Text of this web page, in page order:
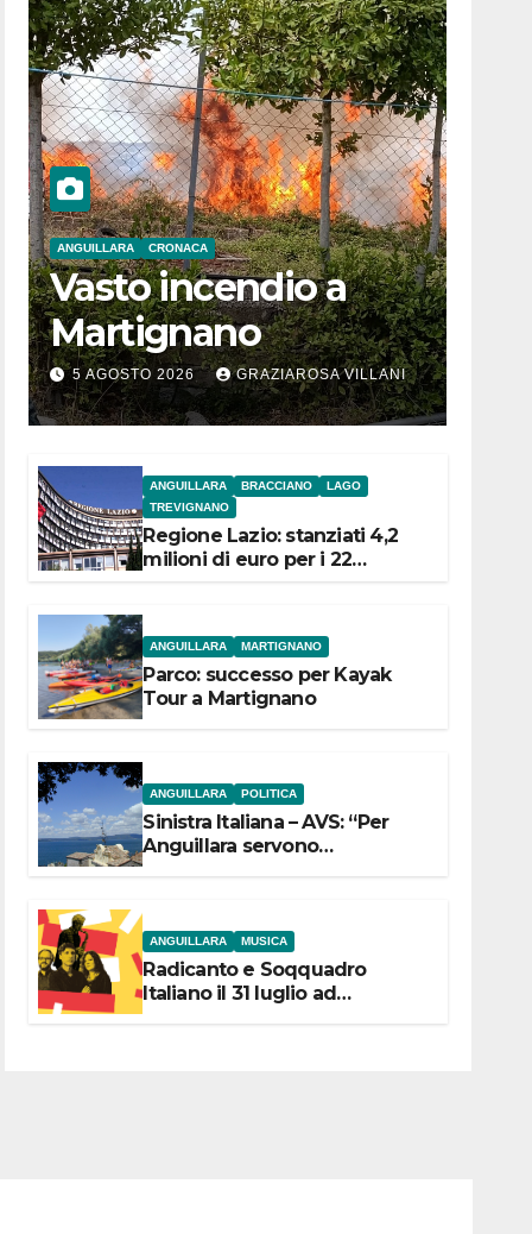
ANGUILLARA CRONACA
Vasto incendio a
Martignano
5 AGOSTO 2026 GRAZIAROSA VILLANI
ANGUILLARA BRACCIANO
LAGO
TREVIGNANO
Regione Lazio: stanziati 4,2
milioni di euro per i 22
ANGUILLARA MARTIGNANO
Parco: successo per Kayak
Tour a Martignano
ANGUILLARA POLITICA
Sinistra Italiana – AVS: “Per
Anguillara servono
ANGUILLARA MUSICA
Radicanto e Soqquadro
Italiano il 31 luglio ad